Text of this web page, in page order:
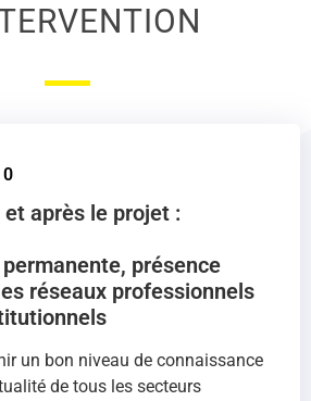
0
après le projet :
présence
réseaux professionnels
un bon niveau de connaissance
de tous les secteurs